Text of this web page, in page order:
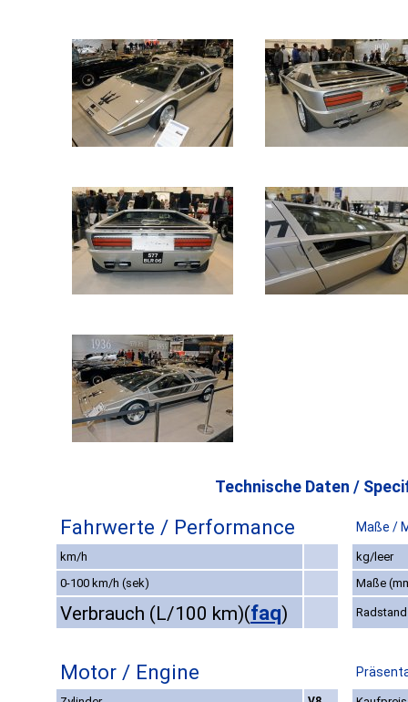
Technische Daten /
Fahrwerte / Performance Maße /
km/h
kg/leer
0-100 km/h (sek)
Maße
Verbrauch (L/100 km)(faq)
Motor / Engine